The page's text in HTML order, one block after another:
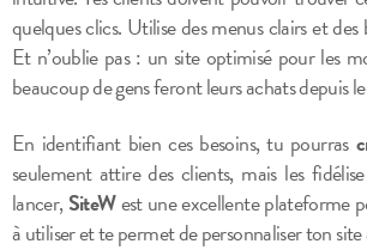
quelques clics. Utilise des menus clairs et
Et n’oublie pas : un site optimisé pour les
beaucoup de gens feront leurs achats depuis
En identifiant bien ces besoins, tu pourras
seulement attire des clients, mais les
lancer,SiteWest une excellente plateforme
à utiliser et te permet de personnaliser ton